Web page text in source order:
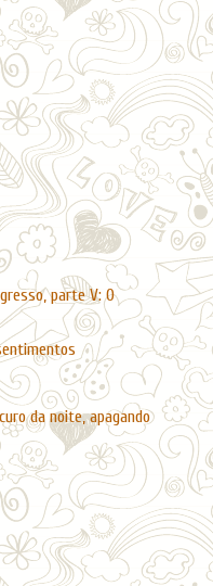
parte V: O
da noite, apagando